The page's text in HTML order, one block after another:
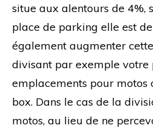
situe aux alentours de 4%,
place de parking elle est
également augmenter
divisant par exemple votre
emplacements pour motos
box. Dans le cas de la
motos, au lieu de ne